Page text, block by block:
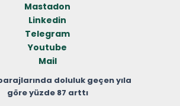
Mastadon
Linkedin
Telegram
Youtube
Mail
doluluk geçen yıla
göre yüzde 87 arttı